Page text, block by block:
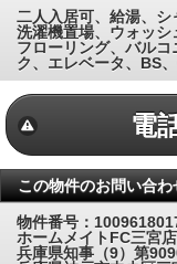
二人入居可、給湯、
洗濯機置場、ウォッシ
フローリング、バル
ク、エレベータ、BS
電
この物件のお問い合わ
物件番号：
ホームメイトFC三宮店
兵庫県知事（9）第